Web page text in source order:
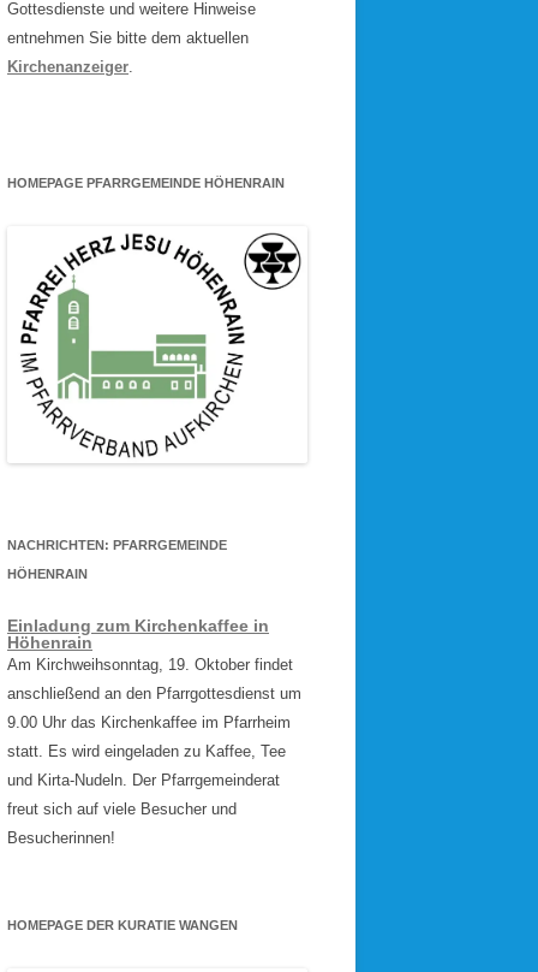
Gottesdienste und weitere Hinweise
entnehmen Sie bitte dem aktuellen
Kirchenanzeiger
HOMEPAGE PFARRGEMEINDE HÖHENRAIN
NACHRICHTEN: PFARRGEMEINDE
HÖHENRAIN
Einladung zum Kirchenkaffee in
Höhenrain
Am Kirchweihsonntag, 19. Oktober findet
anschließend an den Pfarrgottesdienst um
9.00 Uhr das Kirchenkaffee im Pfarrheim
statt. Es wird eingeladen zu Kaffee, Tee
und Kirta-Nudeln. Der Pfarrgemeinderat
freut sich auf viele Besucher und
Besucherinnen!
HOMEPAGE DER KURATIE WANGEN